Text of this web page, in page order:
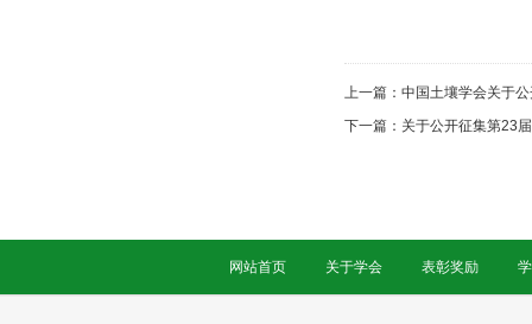
上一篇： 中国土壤学会关于
下一篇： 关于公开征集第23
网站首页 关于学会 表彰奖励